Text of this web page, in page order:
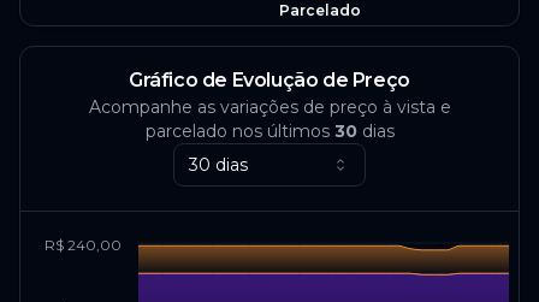
Parcelado
Gráfico de Evolução de Preço
Acompanhe as variações de preço à vista e
parcelado nos últimos 30dias
30 dias
R$ 240,00